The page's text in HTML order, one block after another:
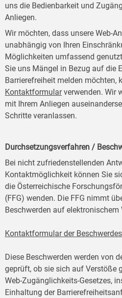
uns die Bedienbarkeit und
Anliegen.
Wir möchten, dass unsere Web-
unabhängig von Ihren
Möglichkeiten umfassend
Sie uns Mängel in Bezug auf die
Barrierefreiheit melden möchten,
Kontaktformularverwenden. Wir
mit Ihrem Anliegen
Schritte veranlassen.
Durchsetzungsverfahren /
Bei nicht zufriedenstellenden
Kontaktmöglichkeit können Sie
die Österreichische
(FFG) wenden. Die FFG nimmt
Beschwerden auf elektronischem
Kontaktformular der
Diese Beschwerden werden von
geprüft, ob sie sich auf Verstöße
Web-Zugänglichkeits-Gesetzes,
Einhaltung der